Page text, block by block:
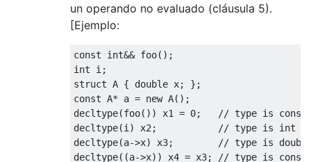
un operando no evaluado (cláusula 5).
[Ejemplo:
const int&& foo();
int i ;
struct A { double x;
};
const A* a = new A();
decltype(foo()) x1 = 0;
// type is const
decltype(i ) x2 ;
// type is int
decltype(a->x) x3;
// type is
decltype((a->x)) x4 = x3; // type is const